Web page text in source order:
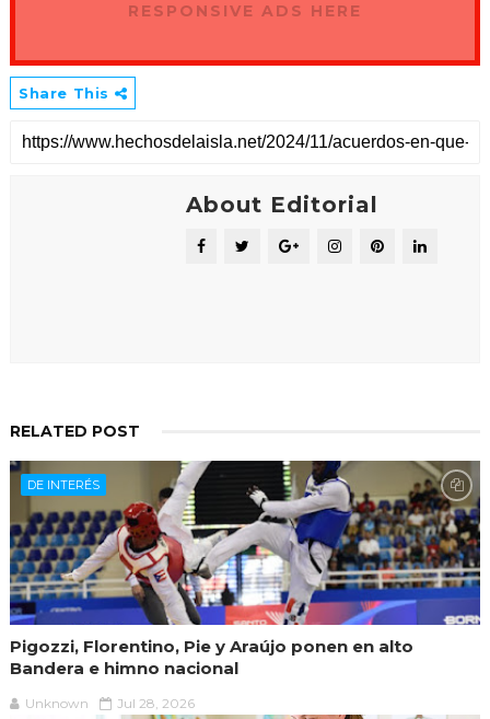
RESPONSIVE ADS HERE
Share This
About Editorial
RELATED POST
DE INTERÉS
Pigozzi, Florentino, Pie y Araújo ponen en alto
Bandera e himno nacional
Unknown Jul 28, 2026